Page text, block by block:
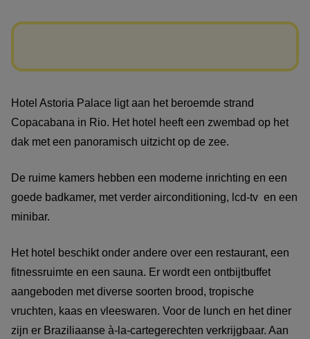
Hotel Astoria Palace ligt aan het beroemde strand
Copacabana in Rio. Het hotel heeft een zwembad op het
dak met een panoramisch uitzicht op de zee.
De ruime kamers hebben een moderne inrichting en een
goede badkamer, met verder airconditioning, lcd-tv en een
minibar.
Het hotel beschikt onder andere over een restaurant, een
fitnessruimte en een sauna. Er wordt een ontbijtbuffet
aangeboden met diverse soorten brood, tropische
vruchten, kaas en vleeswaren. Voor de lunch en het diner
zijn er Braziliaanse à-la-cartegerechten verkrijgbaar. Aan